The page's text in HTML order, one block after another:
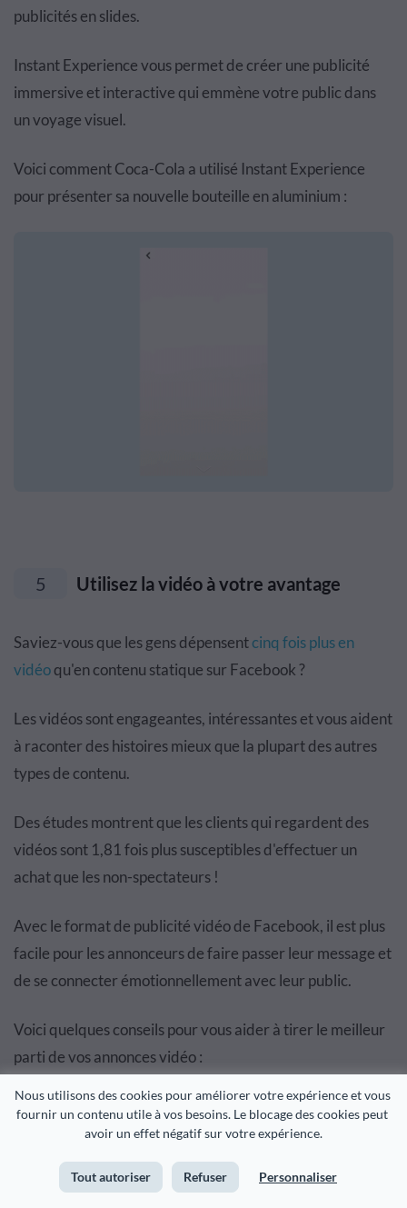
Nous utilisons des cookies pour améliorer votre expérience et vous
fournir un contenu utile à vos besoins. Le blocage des cookies peut
avoir un effet négatif sur votre expérience.
Tout autoriser Refuser Personnaliser
publicités en slides.
Instant Experience vous permet de créer une publicité
immersive et interactive qui emmène votre public dans
un voyage visuel.
Voici comment Coca-Cola a utilisé Instant Experience
pour présenter sa nouvelle bouteille en aluminium :
5 Utilisez la vidéo à votre avantage
Saviez-vous que les gens dépensentcinq fois plus en
vidéoqu'en contenu statique sur Facebook ?
Les vidéos sont engageantes, intéressantes et vous aident
à raconter des histoires mieux que la plupart des autres
types de contenu.
Des études montrent que les clients qui regardent des
vidéos sont 1,81 fois plus susceptibles d'effectuer un
achatque les non-spectateurs !
Avec le format de publicité vidéo de Facebook, il est plus
facile pour les annonceurs de faire passer leur message et
de se connecter émotionnellement avec leur public.
Voici quelques conseils pour vous aider à tirer le meilleur
parti de vos annonces vidéo :
Gardez vos vidéos courtes. Facebook recommande
15 secondes ou moins. Les gens n'ont pas le temps
de regarder du contenu sponsorisé sans fin. Si vous
voulez attirer l'attention, faites-le dans les